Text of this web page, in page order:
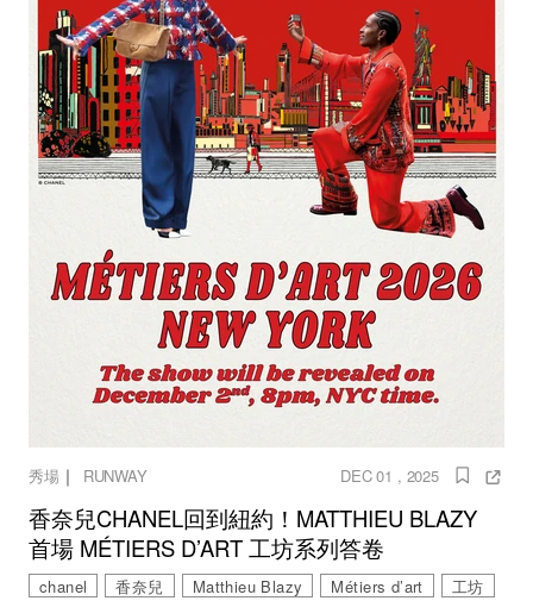
秀場 ｜ RUNWAY DEC 01 , 2025
香奈兒CHANEL回到紐約！MATTHIEU BLAZY
首場 MÉTIERS D’ART 工坊系列答卷
chanel 香奈兒 Matthieu Blazy Métiers d’art 工坊